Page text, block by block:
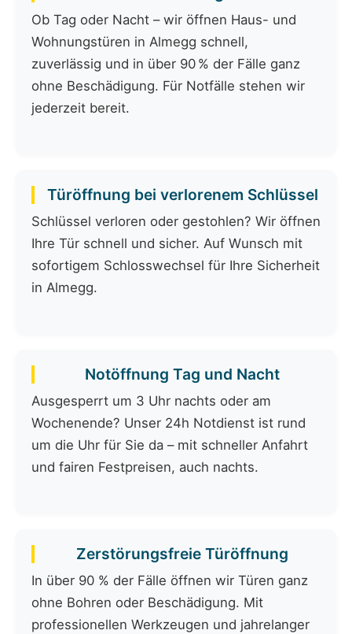
Ob Tag oder Nacht – wir öffnen Haus- und
Wohnungstüren in Almegg schnell,
zuverlässig und in über 90 % der Fälle ganz
ohne Beschädigung. Für Notfälle stehen wir
jederzeit bereit.
Türöffnung bei verlorenem Schlüssel
Schlüssel verloren oder gestohlen? Wir öffnen
Ihre Tür schnell und sicher. Auf Wunsch mit
sofortigem Schlosswechsel für Ihre Sicherheit
in Almegg.
Notöffnung Tag und Nacht
Ausgesperrt um 3 Uhr nachts oder am
Wochenende? Unser 24h Notdienst ist rund
um die Uhr für Sie da – mit schneller Anfahrt
und fairen Festpreisen, auch nachts.
Zerstörungsfreie Türöffnung
In über 90 % der Fälle öffnen wir Türen ganz
ohne Bohren oder Beschädigung. Mit
professionellen Werkzeugen und jahrelanger